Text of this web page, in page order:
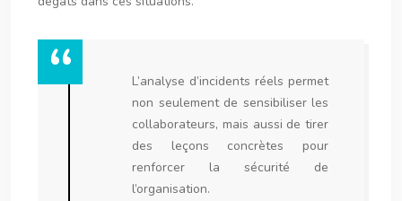
L’analyse d’incidents réels permet
non seulement de sensibiliser les
collaborateurs, mais aussi de tirer
des leçons concrètes pour
renforcer la sécurité de
l’organisation.